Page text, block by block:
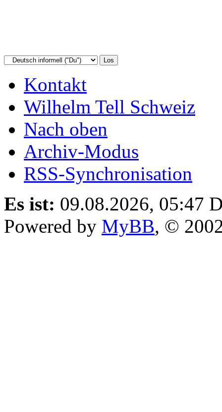
Kontakt
Wilhelm Tell Schweiz
Nach oben
Archiv-Modus
RSS-Synchronisation
Es ist: 09.08.2026, 05:47
Powered by MyBB, ©